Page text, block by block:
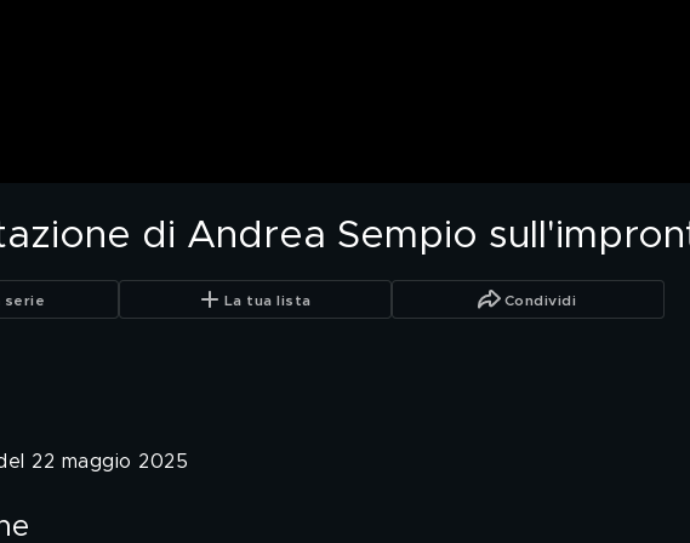
di Andrea Sempio
serie La tua lista Condividi
22 maggio 2025